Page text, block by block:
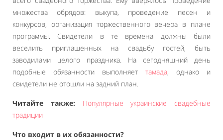
множества обрядов: выкупа, проведение песен и
конкурсов, организация торжественного вечера в плане
программы. Свидетели в те времена должны были
веселить приглашенных на свадьбу гостей, быть
заводилами целого праздника. На сегодняшний день
подобные обязанности выполняет тамада, однако и
свидетели не отошли на задний план.
Читайте также:
Популярные украинские свадебные
традиции
Что входит в их обязанности?